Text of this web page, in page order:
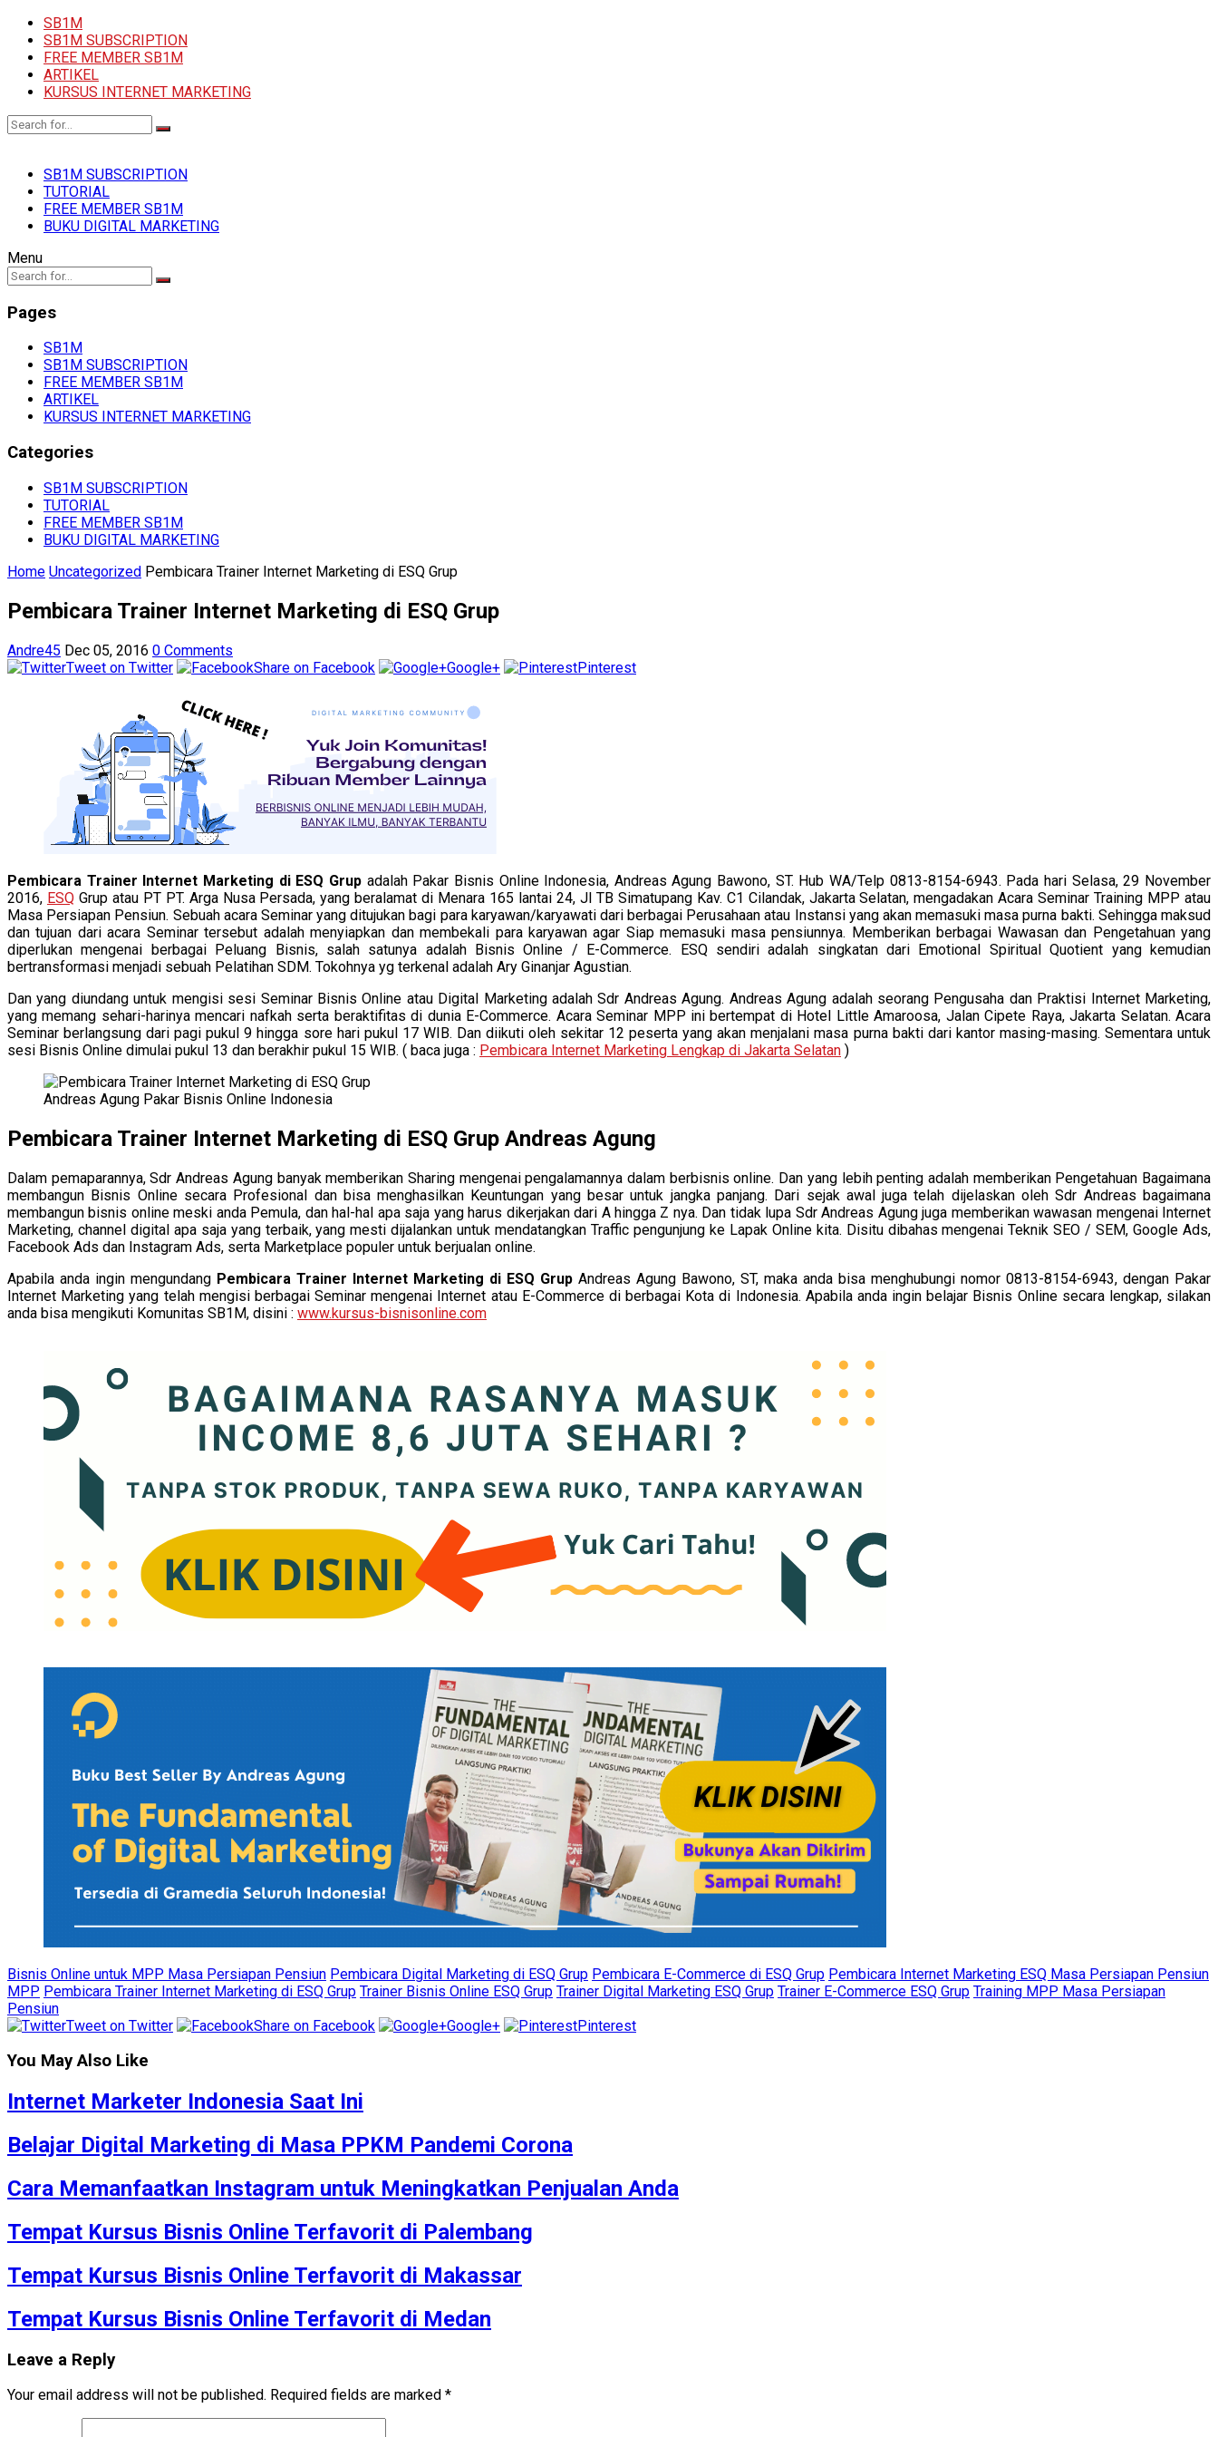
SB1M
SB1M SUBSCRIPTION
FREE MEMBER SB1M
ARTIKEL
KURSUS INTERNET MARKETING
SB1M SUBSCRIPTION
TUTORIAL
FREE MEMBER SB1M
BUKU DIGITAL MARKETING
Menu
Pages
SB1M
SB1M SUBSCRIPTION
FREE MEMBER SB1M
ARTIKEL
KURSUS INTERNET MARKETING
Categories
SB1M SUBSCRIPTION
TUTORIAL
FREE MEMBER SB1M
BUKU DIGITAL MARKETING
Home Uncategorized Pembicara Trainer Internet Marketing di ESQ Grup
Pembicara Trainer Internet Marketing di ESQ Grup
Andre45 Dec 05, 2016 0 Comments
Tweet on Twitter
Share on Facebook Google+ Pinterest
Pembicara Trainer Internet Marketing di ESQ Grup adalah Pakar Bisnis Online Indonesia, Andreas Agung Bawono, ST. Hub WA/Telp 0813-8154-6943. Pada hari Selasa, 29 November
2016, ESQGrup atau PT PT. Arga Nusa Persada, yang beralamat di Menara 165 lantai 24, Jl TB Simatupang Kav. C1 Cilandak, Jakarta Selatan, mengadakan Acara Seminar Training MPP atau
Masa Persiapan Pensiun. Sebuah acara Seminar yang ditujukan bagi para karyawan/karyawati dari berbagai Perusahaan atau Instansi yang akan memasuki masa purna bakti. Sehingga maksud
dan tujuan dari acara Seminar tersebut adalah menyiapkan dan membekali para karyawan agar Siap memasuki masa pensiunnya. Memberikan berbagai Wawasan dan Pengetahuan yang
diperlukan mengenai berbagai Peluang Bisnis, salah satunya adalah Bisnis Online / E-Commerce. ESQ sendiri adalah singkatan dari Emotional Spiritual Quotient yang kemudian
bertransformasi menjadi sebuah Pelatihan SDM. Tokohnya yg terkenal adalah Ary Ginanjar Agustian.
Dan yang diundang untuk mengisi sesi Seminar Bisnis Online atau Digital Marketing adalah Sdr Andreas Agung. Andreas Agung adalah seorang Pengusaha dan Praktisi Internet Marketing,
yang memang sehari-harinya mencari nafkah serta beraktifitas di dunia E-Commerce. Acara Seminar MPP ini bertempat di Hotel Little Amaroosa, Jalan Cipete Raya, Jakarta Selatan. Acara
Seminar berlangsung dari pagi pukul 9 hingga sore hari pukul 17 WIB. Dan diikuti oleh sekitar 12 peserta yang akan menjalani masa purna bakti dari kantor masing-masing. Sementara untuk
sesi Bisnis Online dimulai pukul 13 dan berakhir pukul 15 WIB. ( baca juga : Pembicara Internet Marketing Lengkap di Jakarta Selatan )
Andreas Agung Pakar Bisnis Online Indonesia
Pembicara Trainer Internet Marketing di ESQ Grup Andreas Agung
Dalam pemaparannya, Sdr Andreas Agung banyak memberikan Sharing mengenai pengalamannya dalam berbisnis online. Dan yang lebih penting adalah memberikan Pengetahuan Bagaimana
membangun Bisnis Online secara Profesional dan bisa menghasilkan Keuntungan yang besar untuk jangka panjang. Dari sejak awal juga telah dijelaskan oleh Sdr Andreas bagaimana
membangun bisnis online meski anda Pemula, dan hal-hal apa saja yang harus dikerjakan dari A hingga Z nya. Dan tidak lupa Sdr Andreas Agung juga memberikan wawasan mengenai Internet
Marketing, channel digital apa saja yang terbaik, yang mesti dijalankan untuk mendatangkan Traffic pengunjung ke Lapak Online kita. Disitu dibahas mengenai Teknik SEO / SEM, Google Ads,
Facebook Ads dan Instagram Ads, serta Marketplace populer untuk berjualan online.
Apabila anda ingin mengundang Pembicara Trainer Internet Marketing di ESQ Grup Andreas Agung Bawono, ST, maka anda bisa menghubungi nomor 0813-8154-6943, dengan Pakar
Internet Marketing yang telah mengisi berbagai Seminar mengenai Internet atau E-Commerce di berbagai Kota di Indonesia. Apabila anda ingin belajar Bisnis Online secara lengkap, silakan
anda bisa mengikuti Komunitas SB1M, disini : www.kursus-bisnisonline.com
Bisnis Online untuk MPP Masa Persiapan Pensiun Pembicara Digital Marketing di ESQ Grup Pembicara E-Commerce di ESQ Grup Pembicara Internet Marketing ESQ Masa Persiapan Pensiun
MPP Pembicara Trainer Internet Marketing di ESQ Grup Trainer Bisnis Online ESQ Grup Trainer Digital Marketing ESQ Grup Trainer E-Commerce ESQ Grup Training MPP Masa Persiapan
Pensiun
Tweet on Twitter
Share on Facebook Google+ Pinterest
You May Also Like
Internet Marketer Indonesia Saat Ini
Belajar Digital Marketing di Masa PPKM Pandemi Corona
Cara Memanfaatkan Instagram untuk Meningkatkan Penjualan Anda
Tempat Kursus Bisnis Online Terfavorit di Palembang
Tempat Kursus Bisnis Online Terfavorit di Makassar
Tempat Kursus Bisnis Online Terfavorit di Medan
Leave a Reply
Your email address will not be published. Required fields are marked *